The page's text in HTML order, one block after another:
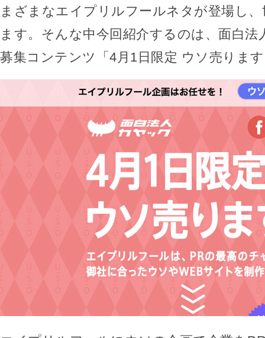
まざまなエイプリルフールネタが登場し
ます。そんな中今回紹介するのは、面白
募集コンテンツ「4月1日限定 ウソ売りま